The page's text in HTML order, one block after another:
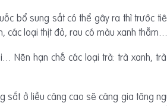
bổ sung sắt có thể gây ra thì trước
các loại thịt đỏ, rau có màu xanh thẫm…
Nên hạn chế các loại trà: trà xanh,
sắt ở liều càng cao sẽ càng gia tăng